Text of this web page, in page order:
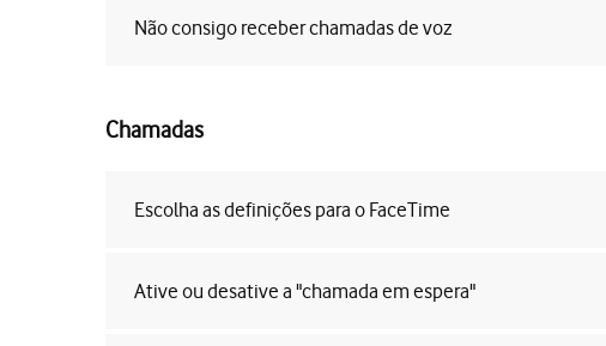
Não consigo receber chamadas de voz
Chamadas
Escolha as definições para o FaceTime
Ative ou desative a "chamada em espera"